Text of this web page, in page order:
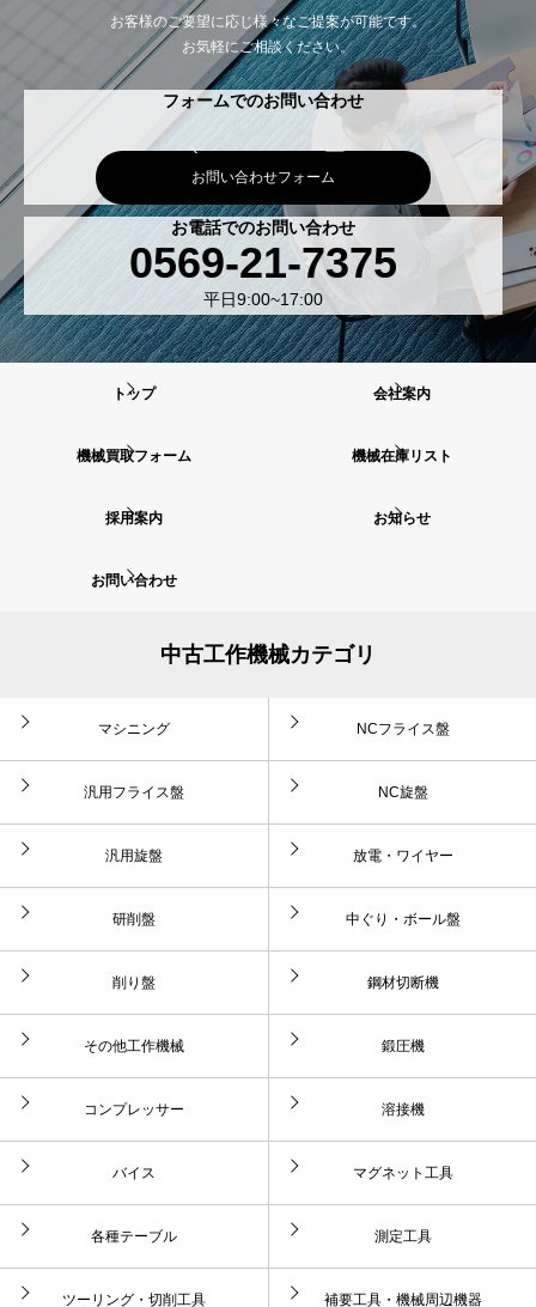
お客様のご要望に応じ様々なご提案が可能です。
お気軽にご相談ください。
フォームでのお問い合わせ
お問い合わせフォーム
お電話でのお問い合わせ
0569-21-7375
平日9:00~17:00
トップ 会社案内
機械買取フォーム 機械在庫リスト
採用案内 お知らせ
お問い合わせ
中古工作機械カテゴリ
マシニング NCフライス盤
汎用フライス盤 NC旋盤
汎用旋盤 放電・ワイヤー
研削盤 中ぐり・ボール盤
削り盤 鋼材切断機
その他工作機械 鍛圧機
コンプレッサー 溶接機
バイス マグネット工具
各種テーブル 測定工具
ツーリング・切削工具 補要工具・機械周辺機器